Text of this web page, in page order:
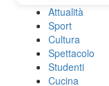
Attualità
Sport
Cultura
Spettacolo
Studenti
Cucina